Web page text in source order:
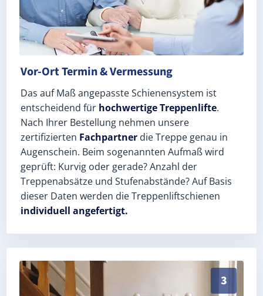
Vor-Ort Termin & Vermessung
Das auf Maß angepasste Schienensystem ist
entscheidend für hochwertige Treppenlifte.
Nach Ihrer Bestellung nehmen unsere
zertifizierten Fachpartner die Treppe genau in
Augenschein. Beim sogenannten Aufmaß wird
geprüft: Kurvig oder gerade? Anzahl der
Treppenabsätze und Stufenabstände? Auf Basis
dieser Daten werden die Treppenliftschienen
individuell angefertigt.
3
Schneller, sauberer Einbau durch zertifizierte